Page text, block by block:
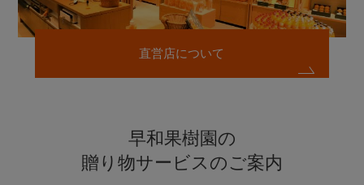
直営店について
早和果樹園の
贈り物サービスのご案内